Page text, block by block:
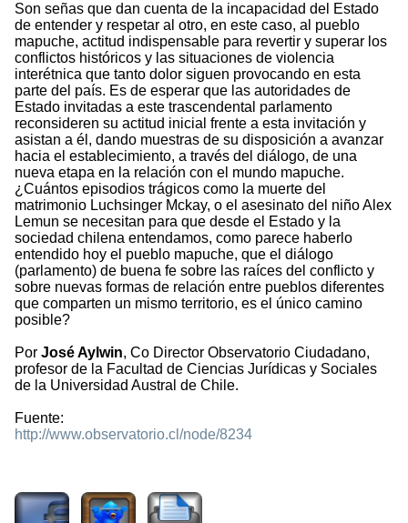
Son señas que dan cuenta de la incapacidad del Estado
de entender y respetar al otro, en este caso, al pueblo
mapuche, actitud indispensable para revertir y superar los
conflictos históricos y las situaciones de violencia
interétnica que tanto dolor siguen provocando en esta
parte del país. Es de esperar que las autoridades de
Estado invitadas a este trascendental parlamento
reconsideren su actitud inicial frente a esta invitación y
asistan a él, dando muestras de su disposición a avanzar
hacia el establecimiento, a través del diálogo, de una
nueva etapa en la relación con el mundo mapuche.
¿Cuántos episodios trágicos como la muerte del
matrimonio Luchsinger Mckay, o el asesinato del niño Alex
Lemun se necesitan para que desde el Estado y la
sociedad chilena entendamos, como parece haberlo
entendido hoy el pueblo mapuche, que el diálogo
(parlamento) de buena fe sobre las raíces del conflicto y
sobre nuevas formas de relación entre pueblos diferentes
que comparten un mismo territorio, es el único camino
posible?
Por José Aylwin, Co Director Observatorio Ciudadano,
profesor de la Facultad de Ciencias Jurídicas y Sociales
de la Universidad Austral de Chile.
Fuente:
http://www.observatorio.cl/node/8234